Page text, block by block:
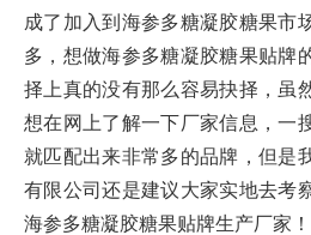
成了加入到海参多糖凝胶糖果市
多，想做海参多糖凝胶糖果贴牌
择上真的没有那么容易抉择，虽
想在网上了解一下厂家信息，一
就匹配出来非常多的品牌，但是
有限公司还是建议大家实地去考
海参多糖凝胶糖果贴牌生产厂家！